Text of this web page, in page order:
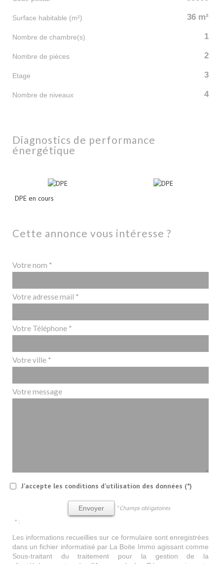
Surface habitable (m²) 36 m²
Nombre de chambre(s) 1
Nombre de pièces 2
Etage 3
Nombre de niveaux 4
diagnostics de performance
énergétique
DPE en cours
cette annonce vous intéresse ?
Votre nom *
Votre adresse mail *
Votre Téléphone *
Votre ville *
Votre message
J'accepte les conditions d'utilisation des données (*)
Envoyer * Champs obligatoires
* :
Les informations recueillies sur ce formulaire sont enregistrées
dans un fichier informatisé par La Boite Immo agissant comme
Sous-traitant du traitement pour la gestion de la